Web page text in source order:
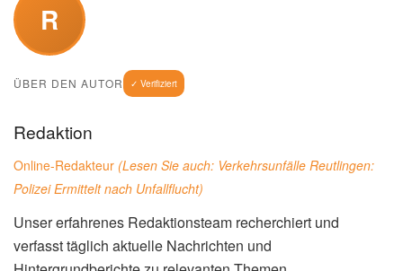
R
ÜBER DEN AUTOR ✓ Verifiziert
Redaktion
Online-Redakteur (Lesen Sie auch: Verkehrsunfälle Reutlingen:
Polizei Ermittelt nach Unfallflucht)
Unser erfahrenes Redaktionsteam recherchiert und
verfasst täglich aktuelle Nachrichten und